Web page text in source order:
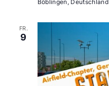
Böblingen, Deutschland
FR.
9